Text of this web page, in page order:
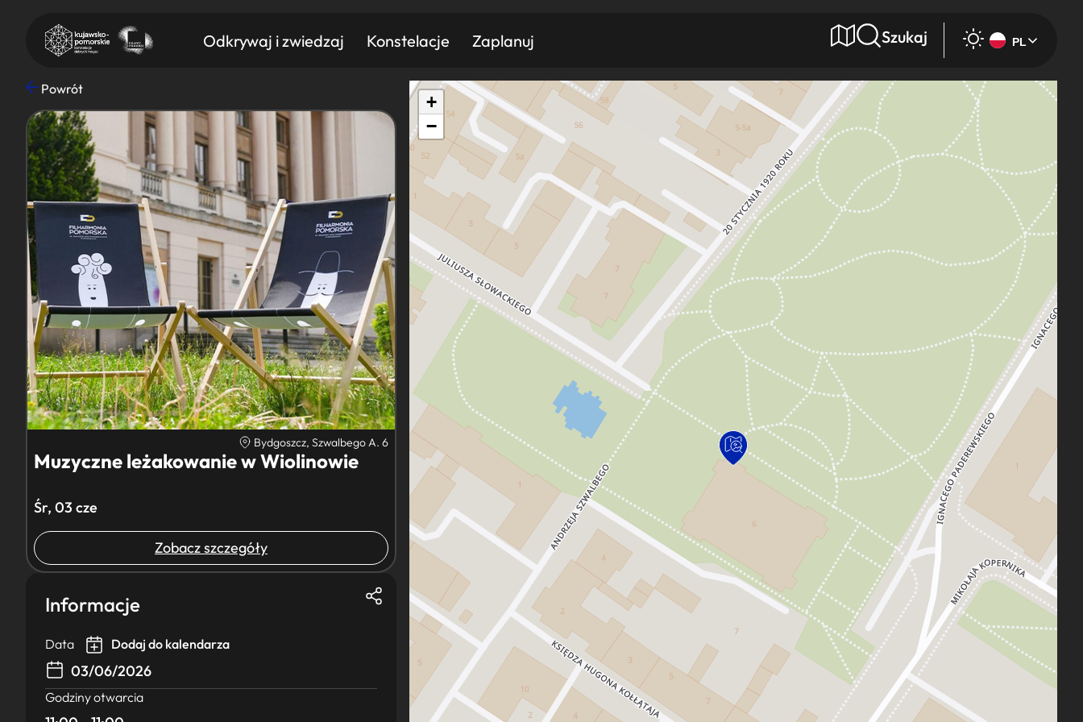
Odkrywaj i zwiedzaj Konstelacje Zaplanuj Szukaj PL
Znajdź atrakcję Znajdź artykuł Znajdź wydarzenie
Znajdź atrakcję
Nazwa atrakcji Miasto Kategoria Wyszukaj
+
−
Powrót
Bydgoszcz, Szwalbego A. 6
Muzyczne leżakowanie w Wiolinowie
Śr, 03 cze
Zobacz szczegóły
Informacje
Data Dodaj do kalendarza
03/06/2026
Godziny otwarcia